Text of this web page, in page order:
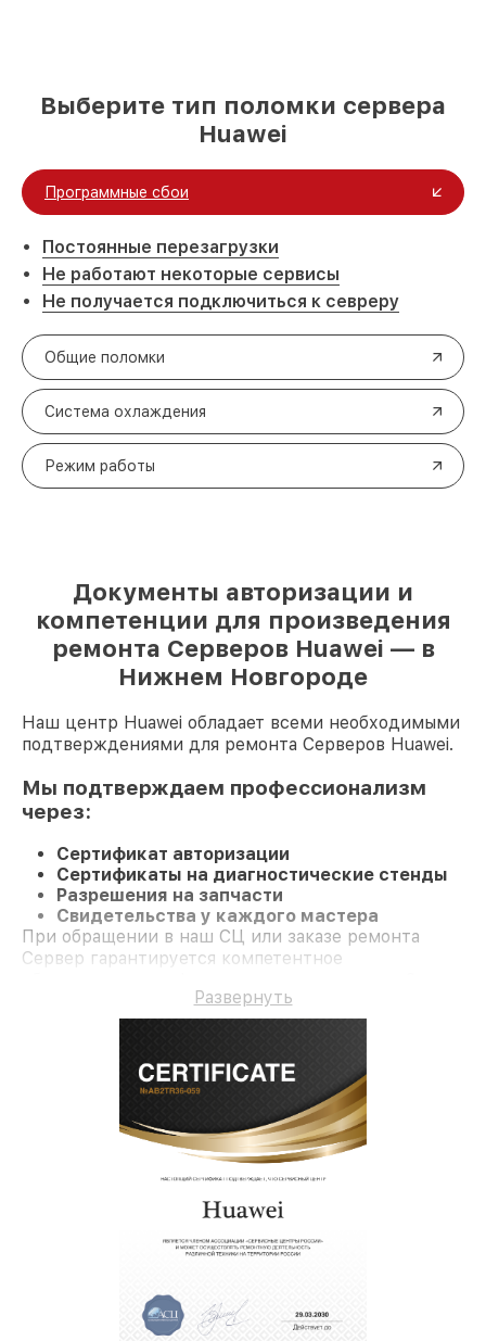
Выберите тип поломки сервера
Huawei
Программные сбои
Постоянные перезагрузки
Не работают некоторые сервисы
Не получается подключиться к севреру
Общие поломки
Система охлаждения
Режим работы
Документы авторизации и
компетенции для произведения
ремонта Серверов Huawei — в
Нижнем Новгороде
Наш центр Huawei обладает всеми необходимыми
подтверждениями для ремонта Серверов Huawei.
Мы подтверждаем профессионализм
через:
Сертификат авторизации
Сертификаты на диагностические стенды
Разрешения на запчасти
Свидетельства у каждого мастера
При обращении в наш СЦ или заказе ремонта
Сервер гарантируется компетентное
Развернуть